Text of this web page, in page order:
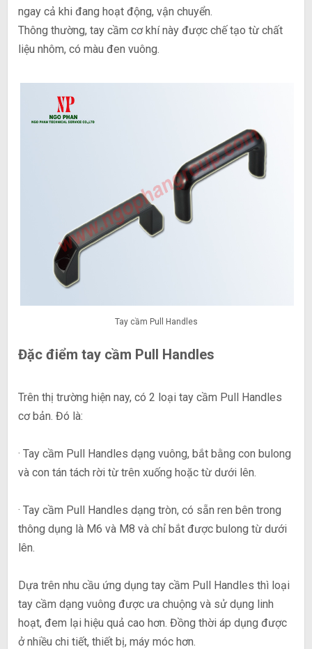
ngay cả khi đang hoạt động, vận chuyển.
Thông thường, tay cầm cơ khí này được chế tạo từ chất
liệu nhôm, có màu đen vuông.
Tay cầm Pull Handles
Đặc điểm tay cầm Pull Handles
Trên thị trường hiện nay, có 2 loại tay cầm Pull Handles
cơ bản. Đó là:
· Tay cầm Pull Handles dạng vuông, bắt bằng con bulong
và con tán tách rời từ trên xuống hoặc từ dưới lên.
· Tay cầm Pull Handles dạng tròn, có sẵn ren bên trong
thông dụng là M6 và M8 và chỉ bắt được bulong từ dưới
lên.
Dựa trên nhu cầu ứng dụng tay cầm Pull Handles thì loại
tay cầm dạng vuông được ưa chuộng và sử dụng linh
hoạt, đem lại hiệu quả cao hơn. Đồng thời áp dụng được
ở nhiều chi tiết, thiết bị, máy móc hơn.